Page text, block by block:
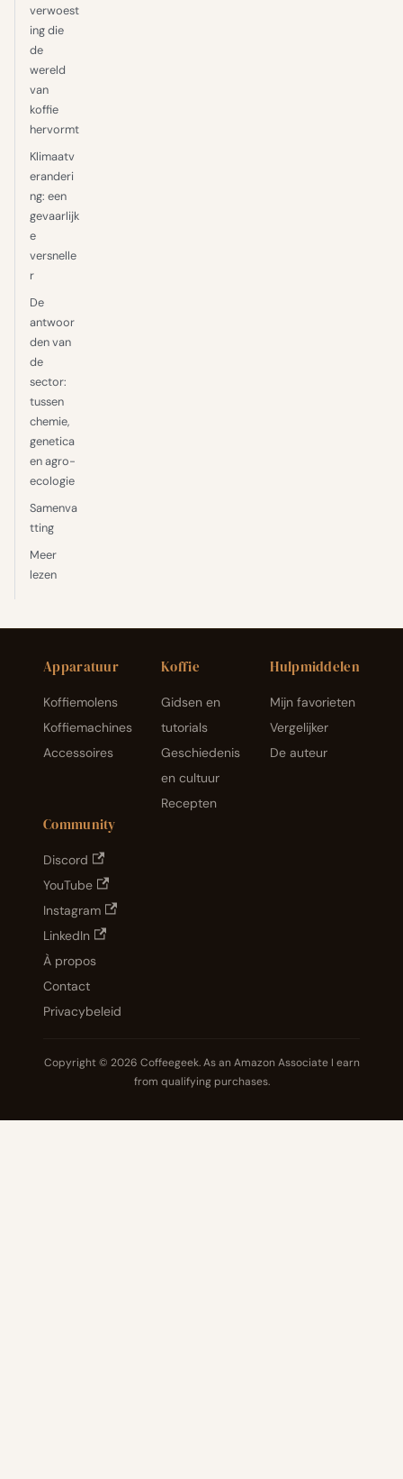
verwoest
ing die
de
wereld
van
koffie
hervormt
Klimaatv
eranderi
ng: een
gevaarlijk
e
versnelle
r
De
antwoor
den van
de
sector:
tussen
chemie,
genetica
en agro-
ecologie
Samenva
tting
Meer
lezen
Apparatuur
Koffiemolens
Koffiemachines
Accessoires
Koffie
Gidsen en
tutorials
Geschiedenis
en cultuur
Recepten
Hulpmiddelen
Mijn favorieten
Vergelijker
De auteur
Community
Discord
YouTube
Instagram
LinkedIn
À propos
Contact
Privacybeleid
Copyright © 2026 Coffeegeek. As an Amazon Associate I earn
from qualifying purchases.